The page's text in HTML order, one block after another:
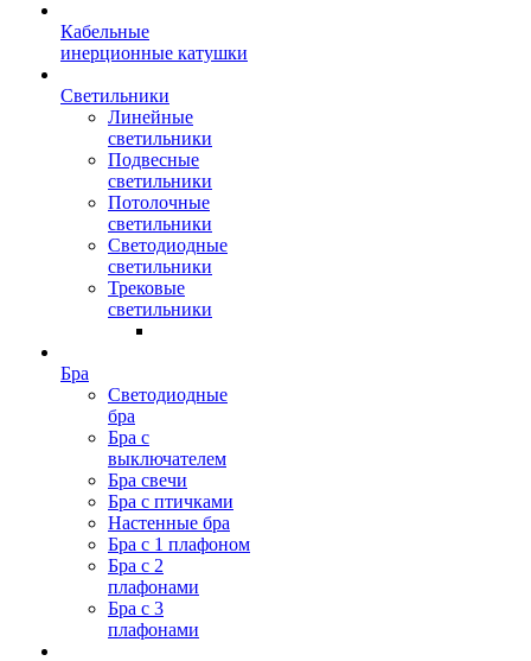
Кабельные
инерционные катушки
Светильники
Линейные
светильники
Подвесные
светильники
Потолочные
светильники
Светодиодные
светильники
Трековые
светильники
Бра
Светодиодные
бра
Бра с
выключателем
Бра свечи
Бра с птичками
Настенные бра
Бра с 1 плафоном
Бра с 2
плафонами
Бра с 3
плафонами